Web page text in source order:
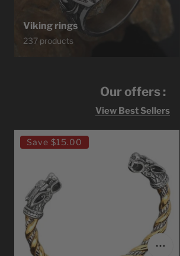
Viking rings
237 products
Our offers :
View Best Sellers
Ragnar
Bracelet
Save $15.00